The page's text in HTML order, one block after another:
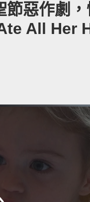
惡作劇
All Her